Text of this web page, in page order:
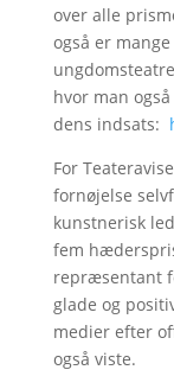
over alle
også er
hvor man
dens indsats:
For
fornøjelse
kunstnerisk
fem
repræsentant
glade og
medier efter
også viste.